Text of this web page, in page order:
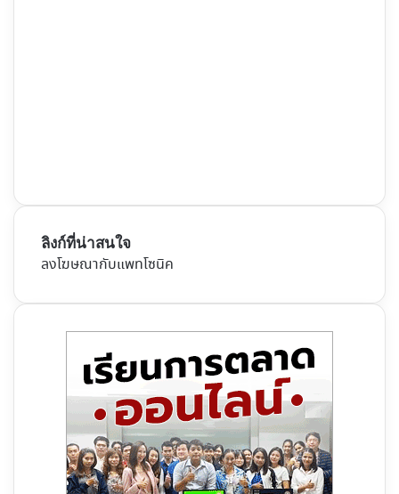
ลิงก์ที่น่าสนใจ
ลงโฆษณากับแพทโซนิค